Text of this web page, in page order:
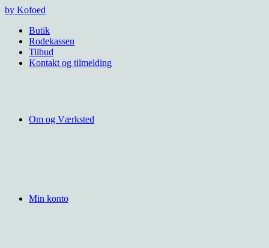
Videre
indhold
by Kofoed
Butik
Rodekassen
Tilbud
Kontakt og tilmelding
Om og Værksted
Min konto